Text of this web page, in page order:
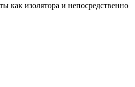
как изолятора и непосредственно